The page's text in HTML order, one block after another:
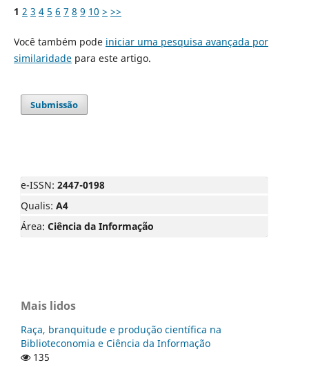
1 2 3 4 5 6 7 8 9 10 > >>
Você também pode iniciar uma pesquisa avançada por
similaridadepara este artigo.
Submissão
e-ISSN: 2447-0198
Qualis: A4
Área: Ciência da Informação
Mais lidos
Raça, branquitude e produção científica na
Biblioteconomia e Ciência da Informação
135